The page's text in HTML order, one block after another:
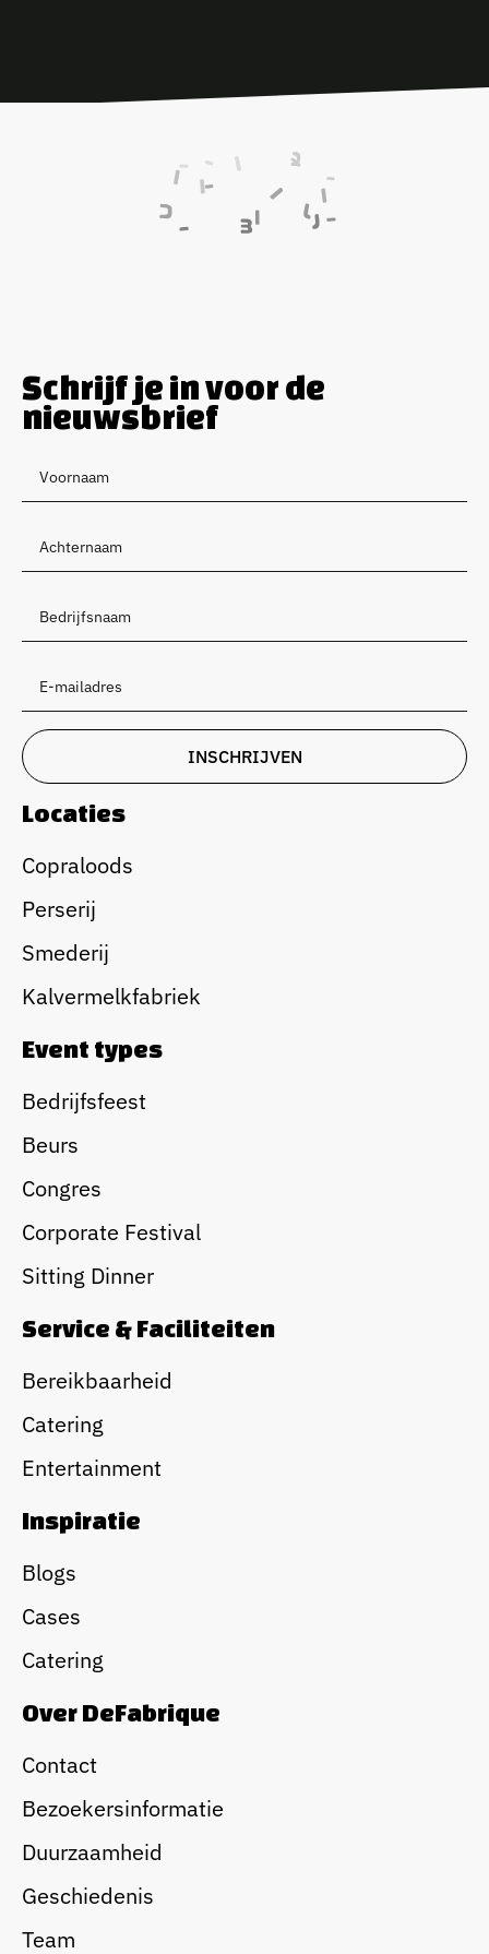
Schrijf je in voor de
nieuwsbrief
Locaties
Copraloods
Perserij
Smederij
Kalvermelkfabriek
Event types
Bedrijfsfeest
Beurs
Congres
Corporate Festival
Sitting Dinner
Service & Faciliteiten
Bereikbaarheid
Catering
Entertainment
Inspiratie
Blogs
Cases
Catering
Over DeFabrique
Contact
Bezoekersinformatie
Duurzaamheid
Geschiedenis
Team